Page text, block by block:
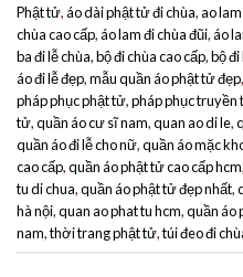
Phật tử,áo dài phật tử đi chùa,ao
chùa cao cấp,áo lam đi chùa đũi,áo
ba đi lễ chùa,bộ đi chùa cao cấp,bộ đi
áo đi lễ đẹp,mẫu quần áo phật tử đẹp,
pháp phục phật tử,pháp phục truyền
tử,quần áo cư sĩ nam,quan ao di le,
quần áo đi lễ cho nữ,quần áo mặc
cao cấp,quần áo phật tử cao cấp hcm,
tu di chua,quần áo phật tử đẹp nhất,
hà nội,quan ao phat tu hcm,quần áo
nam,thời trang phật tử,túi đeo đi